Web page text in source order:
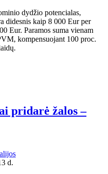
dydžio potencialas,
didesnis kaip 8 000 Eur per
Eur. Paramos suma vienam
kompensuojant 100 proc.
pridarė žalos –
d.